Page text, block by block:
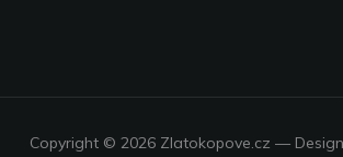
Copyright © 2026 Zlatokopove.cz —